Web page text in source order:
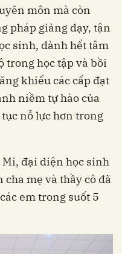
môn mà còn
pháp giảng dạy, tận
sinh, dành hết tâm
trong học tập và bồi
khiếu các cấp đạt
niềm tự hào của
nỗ lực hơn trong
đại diện học sinh
mẹ và thầy cô đã
em trong suốt 5